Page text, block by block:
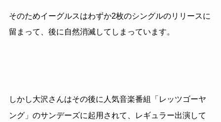
そのためイーグルスはわずか2枚のシングルのリリースに
留まって、後に自然消滅してしまっています。
しかし大沢さんはその後に人気音楽番組「レッツゴーヤ
ング」のサンデーズに起用されて、レギュラー出演して